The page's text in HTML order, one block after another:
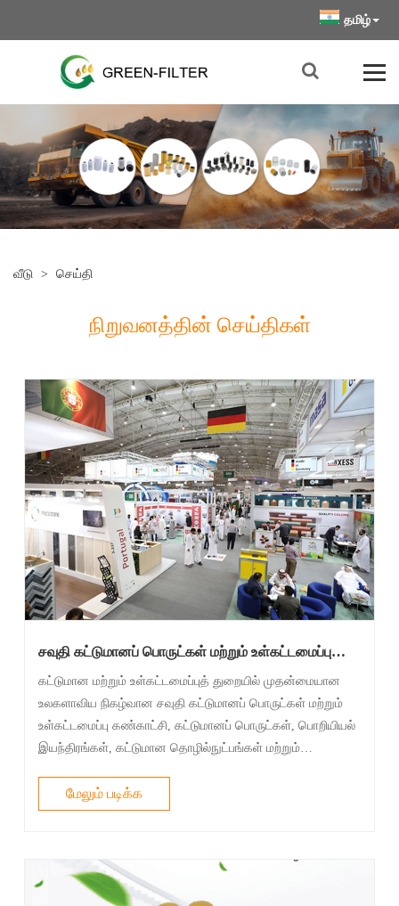
தமிழ்
வீடு > செய்தி
நிறுவனத்தின் செய்திகள்
சவுதி கட்டுமானப் பொருட்கள் மற்றும் உள்கட்டமைப்பு
பயணத்தில் சவுதி உள்கட்டமைப்புக்கு உதவுங்கள்!
கட்டுமான மற்றும் உள்கட்டமைப்புத் துறையில் முதன்மையான
உலகளாவிய நிகழ்வான சவுதி கட்டுமானப் பொருட்கள் மற்றும்
உள்கட்டமைப்பு கண்காட்சி, கட்டுமானப் பொருட்கள், பொறியியல்
இயந்திரங்கள், கட்டுமான தொழில்நுட்பங்கள் மற்றும்
நிபுணத்துவம் பெற்ற நிறுவனங்களை ஒன்றிணைக்கிறது.
மேலும் படிக்க